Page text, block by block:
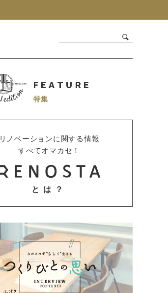
FEATURE
特集
リノベーションに関する情報
すべてオマカセ！
とは？